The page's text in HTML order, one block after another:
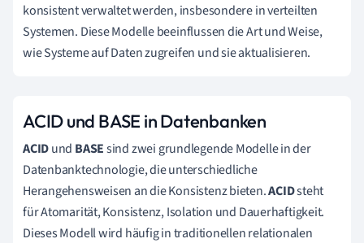
konsistent verwaltet werden, insbesondere in verteilten
Systemen. Diese Modelle beeinflussen die Art und Weise,
wie Systeme auf Daten zugreifen und sie aktualisieren.
ACID und BASE in Datenbanken
ACIDund BASEsind zwei grundlegende Modelle in der
Datenbanktechnologie, die unterschiedliche
Herangehensweisen an die Konsistenz bieten.ACIDsteht
für Atomarität, Konsistenz, Isolation und Dauerhaftigkeit.
Dieses Modell wird häufig in traditionellen relationalen